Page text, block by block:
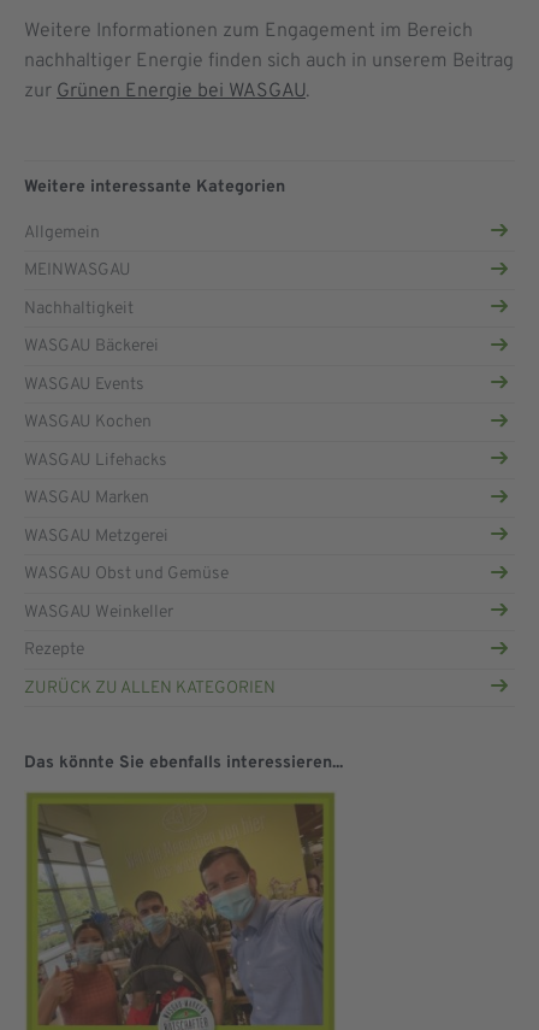
Weitere Informationen zum Engagement im Bereich
nachhaltiger Energie finden sich auch in unserem Beitrag
zur Grünen Energie bei WASGAU.
Weitere interessante Kategorien
Allgemein
MEINWASGAU
Nachhaltigkeit
WASGAU Bäckerei
WASGAU Events
WASGAU Kochen
WASGAU Lifehacks
WASGAU Marken
WASGAU Metzgerei
WASGAU Obst und Gemüse
WASGAU Weinkeller
Rezepte
ZURÜCK ZU ALLEN KATEGORIEN
Das könnte Sie ebenfalls interessieren...